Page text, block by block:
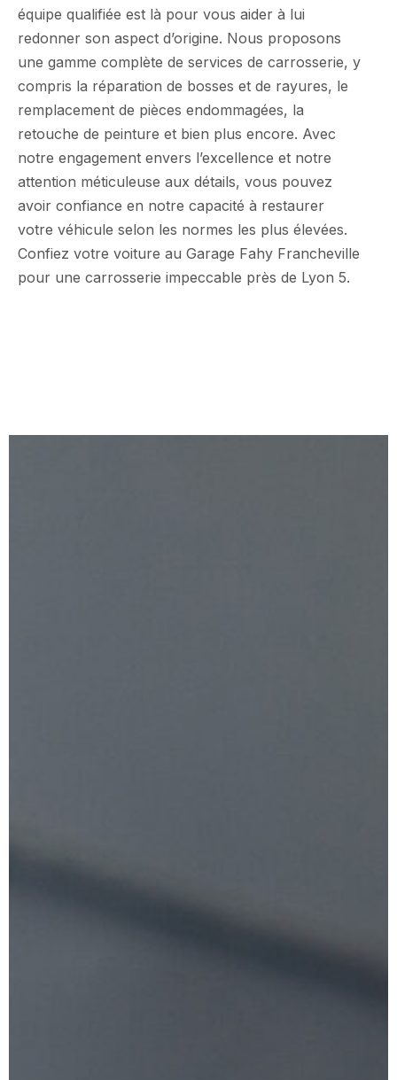
équipe qualifiée est là pour vous aider à lui
redonner son aspect d’origine. Nous proposons
une gamme complète de services de carrosserie, y
compris la réparation de bosses et de rayures, le
remplacement de pièces endommagées, la
retouche de peinture et bien plus encore. Avec
notre engagement envers l’excellence et notre
attention méticuleuse aux détails, vous pouvez
avoir confiance en notre capacité à restaurer
votre véhicule selon les normes les plus élevées.
Confiez votre voiture au Garage Fahy Francheville
pour une carrosserie impeccable près de Lyon 5.